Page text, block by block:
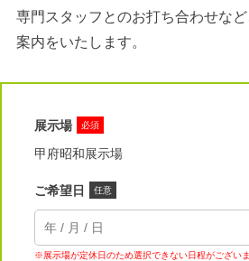
専門スタッフとのお打ち合わせな
案内をいたします。
展示場 必須
甲府昭和展示場
ご希望日 任意
※展示場が定休日のため選択できない日程がございま